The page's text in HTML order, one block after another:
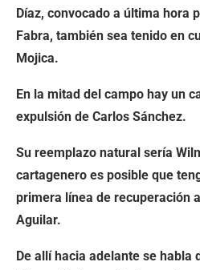
Díaz, convocado a última hora
Fabra, también sea tenido en
Mojica.
En la mitad del campo hay un
expulsión de Carlos Sánchez.
Su reemplazo natural sería
cartagenero es posible que
primera línea de recuperación
Aguilar.
De allí hacia adelante se habla